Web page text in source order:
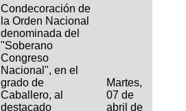
Condecoración de
la Orden Nacional
denominada del
"Soberano
Congreso
Nacional", en el
grado de
Caballero, al
destacado
Martes,
07 de
abril de